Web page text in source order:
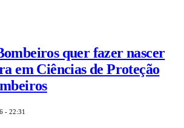
quer fazer nascer
em Ciências de Proteção
- 22:31